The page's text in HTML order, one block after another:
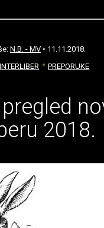
N.B. - MV • 11.11.2018.
PREPORUKE
2018.